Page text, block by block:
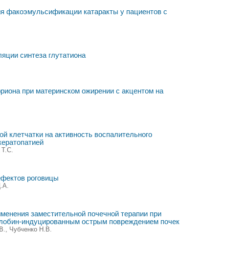
факоэмульсификации катаракты у пациентов с
синтеза глутатиона
при материнском ожирении с акцентом на
клетчатки на активность воспалительного
Т.С.
роговицы
заместительной почечной терапии при
индуцированным острым повреждением почек
Чубченко Н.В.